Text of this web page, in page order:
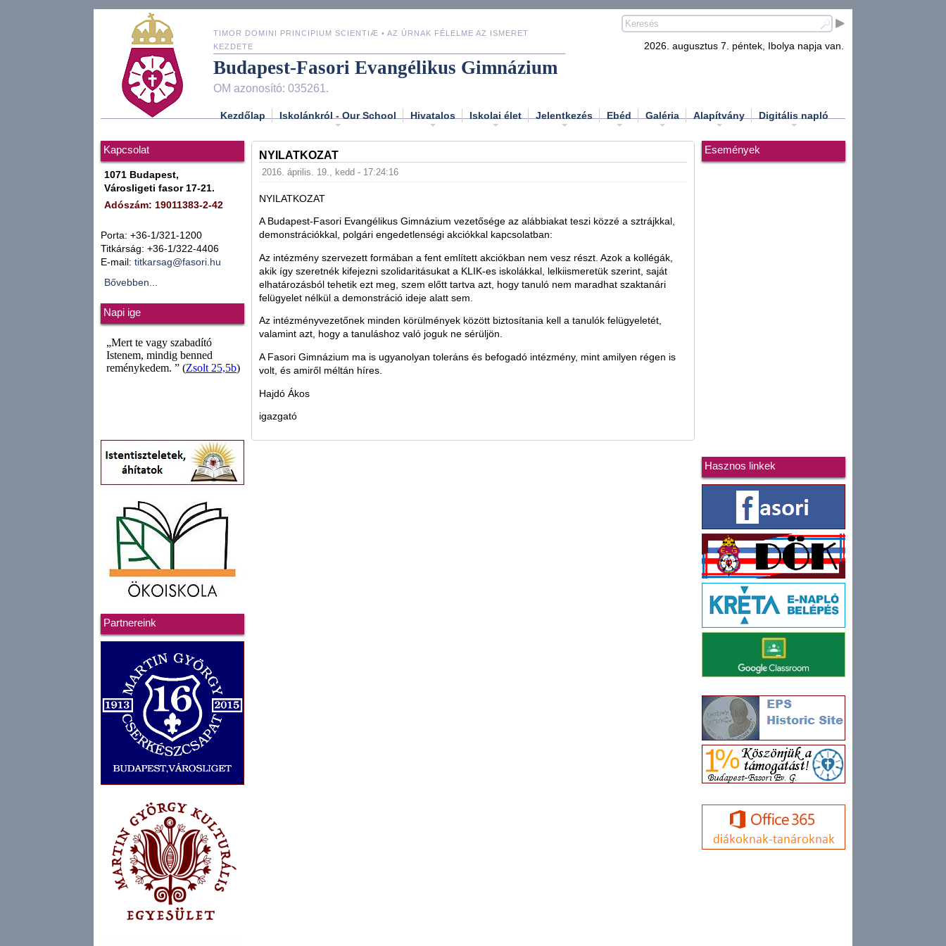
TIMOR DOMINI PRINCIPIUM SCIENTIÆ • AZ ÚRNAK FÉLELME AZ ISMERET
KEZDETE
Budapest-Fasori Evangélikus Gimnázium
OM azonosító: 035261.
2026. augusztus 7. péntek, Ibolya napja van.
Kezdőlap Iskolánkról - Our School Hivatalos Iskolai élet Jelentkezés Ebéd Galéria Alapítvány Digitális napló
Kapcsolat
1071 Budapest,
Városligeti fasor 17-21.
Adószám: 19011383-2-42
Porta: +36-1/321-1200
Titkárság: +36-1/322-4406
E-mail: titkarsag@fasori.hu
Bővebben...
Napi ige
Partnereink
NYILATKOZAT
2016. április. 19., kedd - 17:24:16
NYILATKOZAT
A Budapest-Fasori Evangélikus Gimnázium vezetősége az alábbiakat teszi közzé a sztrájkkal,
demonstrációkkal, polgári engedetlenségi akciókkal kapcsolatban:
Az intézmény szervezett formában a fent említett akciókban nem vesz részt. Azok a kollégák,
akik így szeretnék kifejezni szolidaritásukat a KLIK-es iskolákkal, lelkiismeretük szerint, saját
elhatározásból tehetik ezt meg, szem előtt tartva azt, hogy tanuló nem maradhat szaktanári
felügyelet nélkül a demonstráció ideje alatt sem.
Az intézményvezetőnek minden körülmények között biztosítania kell a tanulók felügyeletét,
valamint azt, hogy a tanuláshoz való joguk ne sérüljön.
A Fasori Gimnázium ma is ugyanolyan toleráns és befogadó intézmény, mint amilyen régen is
volt, és amiről méltán híres.
Hajdó Ákos
igazgató
Események
Hasznos linkek